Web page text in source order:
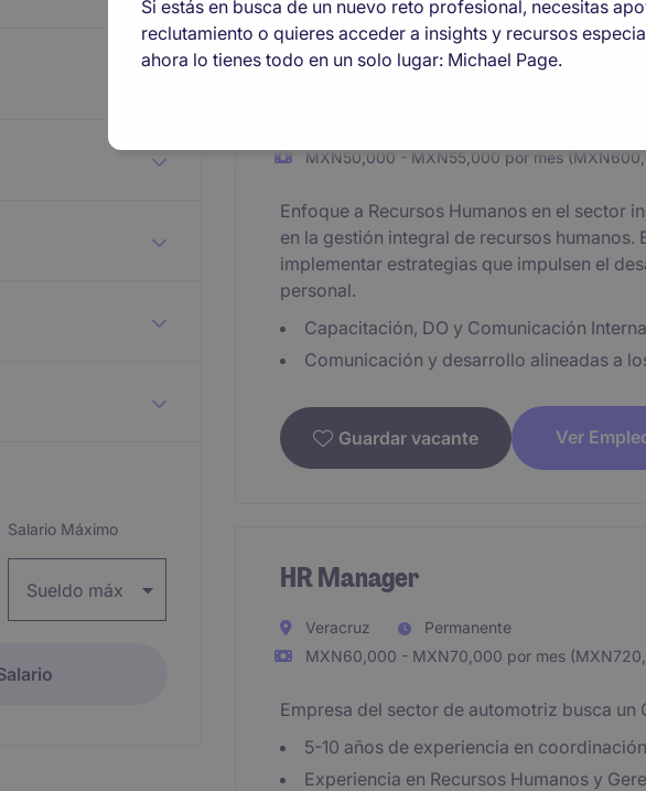
Reset
Salario Máximo
Capacitación, DO y
MXN50,000 - MXN55,000 por mes
Enfoque a Recursos Humanos en el sector
en la gestión integral de recursos
implementar estrategias que impulsen el
personal.
Capacitación, DO y Comunicación
Comunicación y desarrollo alineadas a
Guardar vacante Ver
HR Manager
Veracruz
Permanente
MXN60,000 - MXN70,000 por mes
Empresa del sector de automotriz busca un
5-10 años de experiencia en
Experiencia en Recursos Humanos y
Si estás en busca de un nuevo reto profesional, necesitas
reclutamiento o quieres acceder a insights y recursos
ahora lo tienes todo en un solo lugar: Michael Page.